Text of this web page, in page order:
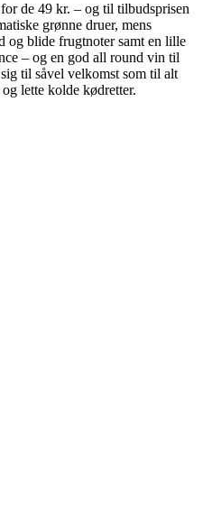
de 49 kr. – og til tilbudsprisen
grønne druer, mens
og blide frugtnoter samt en lille
– og en god all round vin til
til såvel velkomst som til alt
lette kolde kødretter.